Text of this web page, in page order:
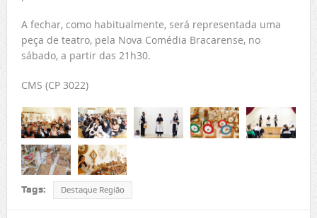
A fechar, como habitualmente, será representada uma
peça de teatro, pela Nova Comédia Bracarense, no
sábado, a partir das 21h30.
CMS (CP 3022)
Tags: Destaque Região